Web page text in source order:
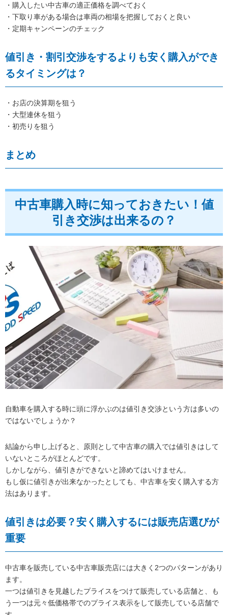
・購入したい中古車の適正価格を調べておく
・下取り車がある場合は車両の相場を把握しておくと良い
・定期キャンペーンのチェック
値引き・割引交渉をするよりも安く購入ができ
るタイミングは？
・お店の決算期を狙う
・大型連休を狙う
・初売りを狙う
まとめ
中古車購入時に知っておきたい！値
引き交渉は出来るの？
自動車を購入する時に頭に浮かぶのは値引き交渉という方は多いの
ではないでしょうか？
結論から申し上げると、原則として中古車の購入では値引きはして
いないところがほとんどです。
しかしながら、値引きができないと諦めてはいけません。
もし仮に値引きが出来なかったとしても、中古車を安く購入する方
法はあります。
値引きは必要？安く購入するには販売店選びが
重要
中古車を販売している中古車販売店には大きく2つのパターンがあり
ます。
一つは値引きを見越したプライスをつけて販売している店舗と、も
う一つは元々低価格帯でのプライス表示をして販売している店舗で